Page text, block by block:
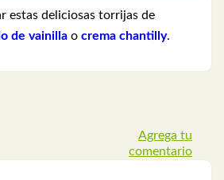
estas deliciosas torrijas de
de vainilla o crema chantilly.
Agrega tu
comentario